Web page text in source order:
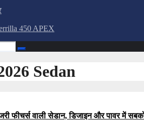
450 APEX
Sedan
फीचर्स वाली सेडान, डिजाइन और पावर में